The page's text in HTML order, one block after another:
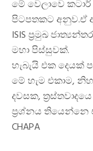
මේ වෙලාවෙ
පිටපතකට අනුව.ඒ
ISIS ප්‍රමුඛ
මහා පිස්සුවක්.
හැබැයි එක දෙයක්
මේ හැම එකාම,
දවසක,
ප්‍රශ්නය තියෙන්නෙ
CHAPA